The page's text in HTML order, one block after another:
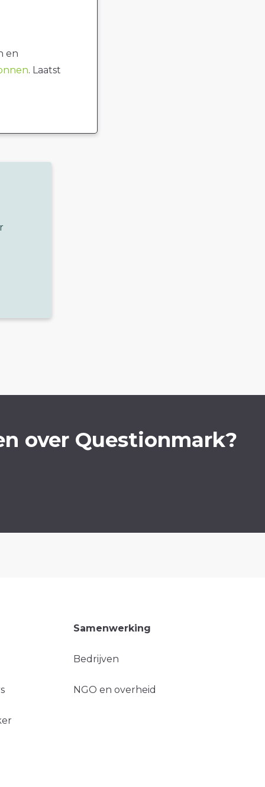
en
. Laatst
over Questionmark?
Samenwerking
Bedrijven
NGO en overheid